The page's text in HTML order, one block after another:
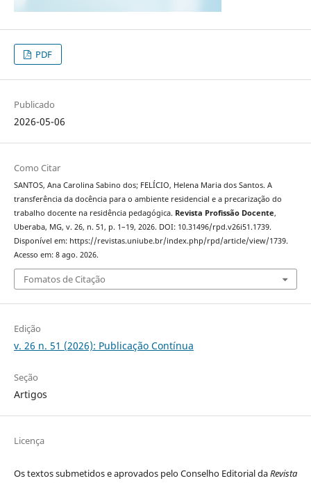
PDF
Publicado
2026-05-06
Como Citar
SANTOS, Ana Carolina Sabino dos; FELÍCIO, Helena Maria dos Santos. A
transferência da docência para o ambiente residencial e a precarização do
trabalho docente na residência pedagógica. Revista Profissão Docente,
Uberaba, MG, v. 26, n. 51, p. 1–19, 2026. DOI: 10.31496/rpd.v26i51.1739.
Disponível em: https://revistas.uniube.br/index.php/rpd/article/view/1739.
Acesso em: 8 ago. 2026.
Fomatos de Citação
Edição
v. 26 n. 51 (2026): Publicação Contínua
Seção
Artigos
Licença
Os textos submetidos e aprovados pelo Conselho Editorial daRevista